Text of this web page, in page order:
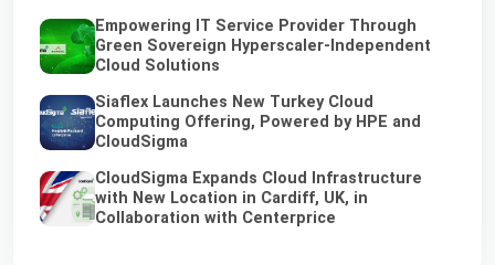
Empowering IT Service Provider Through
Green Sovereign Hyperscaler-Independent
Cloud Solutions
Siaflex Launches New Turkey Cloud
Computing Offering, Powered by HPE and
CloudSigma
CloudSigma Expands Cloud Infrastructure
with New Location in Cardiff, UK, in
Collaboration with Centerprice